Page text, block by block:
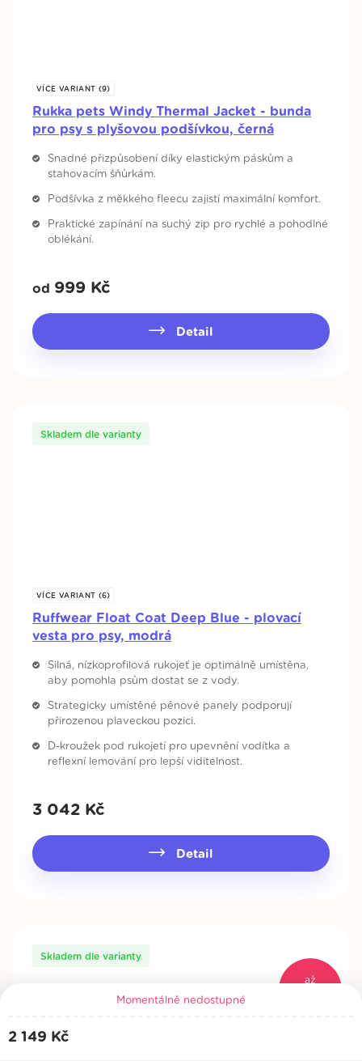
Momentálně nedostupné
2 149 Kč
VÍCE VARIANT (9)
Rukka pets Windy Thermal Jacket - bunda
pro psy s plyšovou podšívkou, černá
Snadné přizpůsobení díky elastickým páskům a
stahovacím šňůrkám.
Podšívka z měkkého fleecu zajistí maximální komfort.
Praktické zapínání na suchý zip pro rychlé a pohodlné
oblékání.
od 999 Kč
Detail
VÍCE VARIANT (6)
Ruffwear Float Coat Deep Blue - plovací
vesta pro psy, modrá
Skladem dle varianty
Silná, nízkoprofilová rukojeť je optimálně umístěna,
aby pomohla psům dostat se z vody.
Strategicky umístěné pěnové panely podporují
přirozenou plaveckou pozici.
D-kroužek pod rukojetí pro upevnění vodítka a
reflexní lemování pro lepší viditelnost.
3 042 Kč
Detail
až
Skladem dle varianty